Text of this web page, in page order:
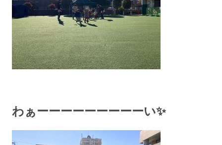
わぁーーーーーーーーーい✨